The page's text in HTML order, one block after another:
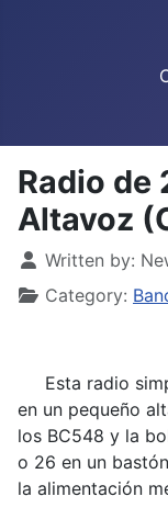
Radio de
Altavoz
Details
Written by:
Category:
Esta radio
en un pequeño
los BC548 y la
o 26 en un
la alimentación